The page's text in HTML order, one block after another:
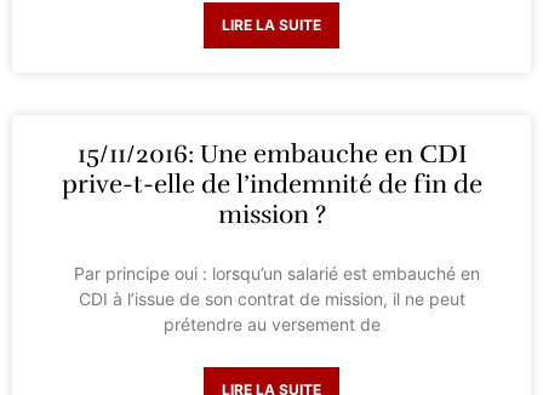
LIRE LA SUITE
15/11/2016: Une embauche en CDI
prive-t-elle de l’indemnité de fin de
mission ?
Par principe oui : lorsqu’un salarié est embauché en
CDI à l’issue de son contrat de mission, il ne peut
prétendre au versement de
LIRE LA SUITE